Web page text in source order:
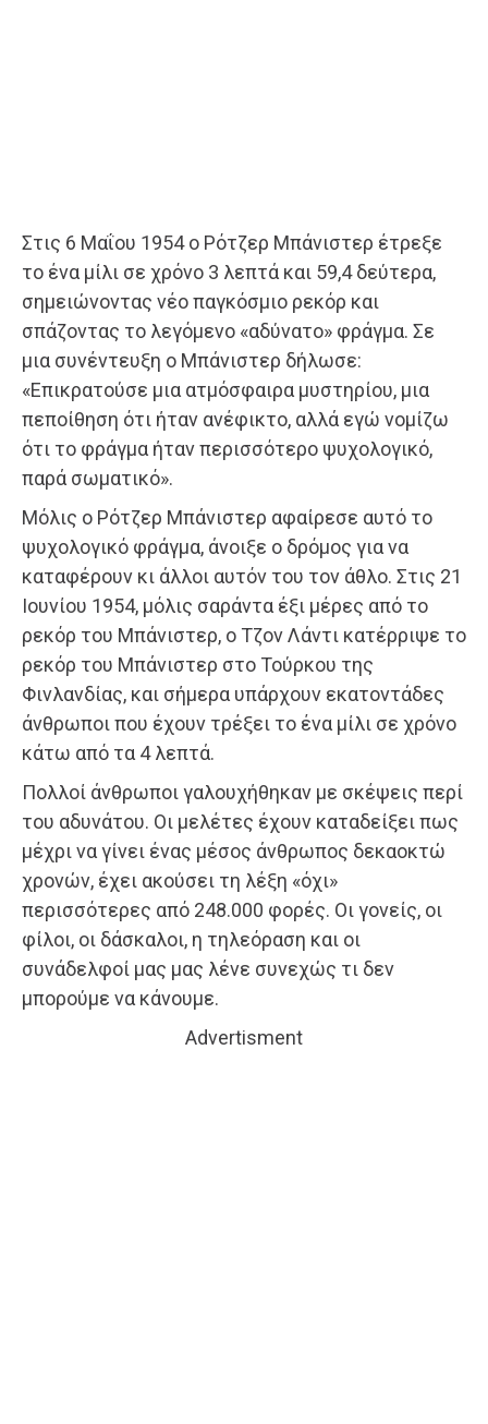
Στις 6 Μαΐου 1954 ο Ρότζερ Μπάνιστερ έτρεξε
το ένα μίλι σε χρόνο 3 λεπτά και 59,4 δεύτερα,
σημειώνοντας νέο παγκόσμιο ρεκόρ και
σπάζοντας το λεγόμενο «αδύνατο» φράγμα. Σε
μια συνέντευξη ο Μπάνιστερ δήλωσε:
«Επικρατούσε μια ατμόσφαιρα μυστηρίου, μια
πεποίθηση ότι ήταν ανέφικτο, αλλά εγώ νομίζω
ότι το φράγμα ήταν περισσότερο ψυχολογικό,
παρά σωματικό».
Μόλις ο Ρότζερ Μπάνιστερ αφαίρεσε αυτό το
ψυχολογικό φράγμα, άνοιξε ο δρόμος για να
καταφέρουν κι άλλοι αυτόν του τον άθλο. Στις 21
Ιουνίου 1954, μόλις σαράντα έξι μέρες από το
ρεκόρ του Μπάνιστερ, ο Τζον Λάντι κατέρριψε το
ρεκόρ του Μπάνιστερ στο Τούρκου της
Φινλανδίας, και σήμερα υπάρχουν εκατοντάδες
άνθρωποι που έχουν τρέξει το ένα μίλι σε χρόνο
κάτω από τα 4 λεπτά.
Πολλοί άνθρωποι γαλουχήθηκαν με σκέψεις περί
του αδυνάτου. Οι μελέτες έχουν καταδείξει πως
μέχρι να γίνει ένας μέσος άνθρωπος δεκαοκτώ
χρονών, έχει ακούσει τη λέξη «όχι»
περισσότερες από 248.000 φορές. Οι γονείς, οι
φίλοι, οι δάσκαλοι, η τηλεόραση και οι
συνάδελφοί μας μας λένε συνεχώς τι δεν
μπορούμε να κάνουμε.
Advertisment